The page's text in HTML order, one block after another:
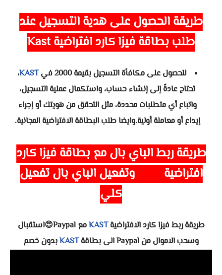
طريقة الحصول على هدية التسجيل عند
طلببطاقة فيزا كارد افتراضيةKast
للحصول على مكافأة التسجيل بقيمة 2000 في KAST،
تحتاج عادةً إلى إنشاء حساب، واستكمال عملية التسجيل،
واتباع أي متطلبات محددة، مثل التحقق من هويتك أو إجراء
إيداع أو معاملة أولية.وايضا طلب البطاقة الافتراضية المجانية.
طريقة ربط الباي بال معبطاقة فيزا كارد
افتراضية
Kast وتفعيل الباي بال تفعيل
كلي
طريقة ربط فيزا كارد الافتراضيةKAST
مع Paypal😍استقبال
وسحب الاموال من Paypal الى بطاقة
KASTبدون خصم